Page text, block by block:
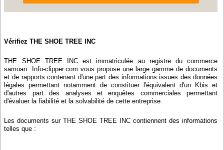
Vérifiez THE SHOE TREE INC
THE SHOE TREE INC est immatriculée au registre du commerce
samoan. Info-clipper.com vous propose une large gamme de documents
et de rapports contenant d'une part des informations issues des données
légales permettant notamment de constituer l'équivalent d'un Kbis et
d'autres part des analyses et enquêtes commerciales permettant
d'évaluer la fiabilité et la solvabilité de cette entreprise.
Les documents sur THE SHOE TREE INC contiennent des informations
telles que :